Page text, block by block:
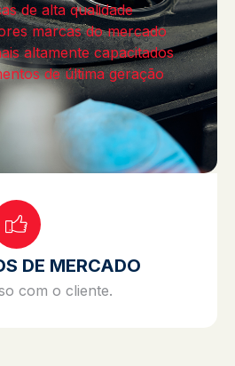
de alta qualidade
marcas do mercado
altamente capacitados
de última geração
DE MERCADO
com o cliente.